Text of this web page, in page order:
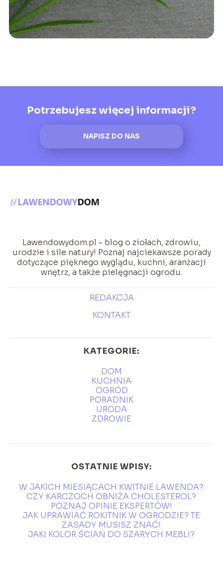
Potrzebujesz więcej informacji?
NAPISZ DO NAS
Lawendowydom.pl - blog o ziołach, zdrowiu,
urodzie i sile natury! Poznaj najciekawsze porady
dotyczące pięknego wyglądu, kuchni, aranżacji
wnętrz, a także pielęgnacji ogrodu.
REDAKCJA
KONTAKT
KATEGORIE:
DOM
KUCHNIA
OGRÓD
PORADNIK
URODA
ZDROWIE
OSTATNIE WPISY:
W JAKICH MIESIĄCACH KWITNIE LAWENDA?
CZY KARCZOCH OBNIŻA CHOLESTEROL?
POZNAJ OPINIE EKSPERTÓW!
JAK UPRAWIAĆ ROKITNIK W OGRODZIE? TE
ZASADY MUSISZ ZNAĆ!
JAKI KOLOR ŚCIAN DO SZARYCH MEBLI?